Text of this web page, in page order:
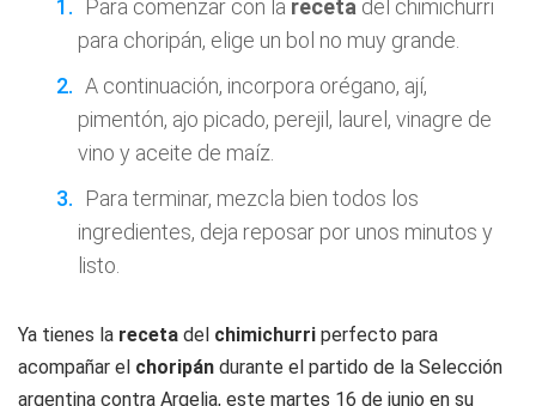
Para comenzar con la receta del chimichurri
para choripán, elige un bol no muy grande.
A continuación, incorpora orégano, ají,
pimentón, ajo picado, perejil, laurel, vinagre de
vino y aceite de maíz.
Para terminar, mezcla bien todos los
ingredientes, deja reposar por unos minutos y
listo.
Ya tienes la receta del chimichurri perfecto para
acompañar el choripán durante el partido de la Selección
argentina contra Argelia, este martes 16 de junio en su